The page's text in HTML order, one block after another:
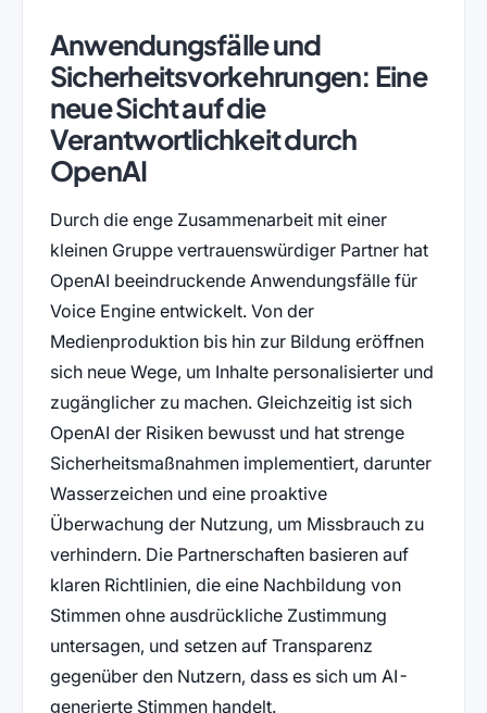
Anwendungsfälle und
Sicherheitsvorkehrungen: Eine
neue Sicht auf die
Verantwortlichkeit durch
OpenAI
Durch die enge Zusammenarbeit mit einer
kleinen Gruppe vertrauenswürdiger Partner hat
OpenAI beeindruckende Anwendungsfälle für
Voice Engine entwickelt. Von der
Medienproduktion bis hin zur Bildung eröffnen
sich neue Wege, um Inhalte personalisierter und
zugänglicher zu machen. Gleichzeitig ist sich
OpenAI der Risiken bewusst und hat strenge
Sicherheitsmaßnahmen implementiert, darunter
Wasserzeichen und eine proaktive
Überwachung der Nutzung, um Missbrauch zu
verhindern. Die Partnerschaften basieren auf
klaren Richtlinien, die eine Nachbildung von
Stimmen ohne ausdrückliche Zustimmung
untersagen, und setzen auf Transparenz
gegenüber den Nutzern, dass es sich um AI-
generierte Stimmen handelt.